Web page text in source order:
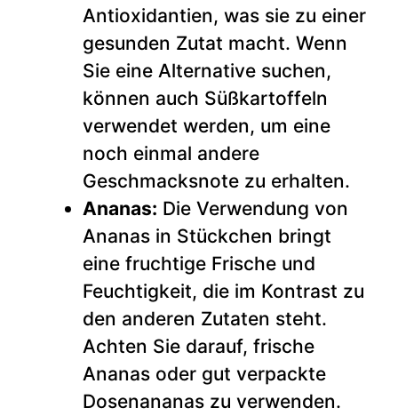
Antioxidantien, was sie zu einer
gesunden Zutat macht. Wenn
Sie eine Alternative suchen,
können auch Süßkartoffeln
verwendet werden, um eine
noch einmal andere
Geschmacksnote zu erhalten.
Ananas: Die Verwendung von
Ananas in Stückchen bringt
eine fruchtige Frische und
Feuchtigkeit, die im Kontrast zu
den anderen Zutaten steht.
Achten Sie darauf, frische
Ananas oder gut verpackte
Dosenananas zu verwenden.